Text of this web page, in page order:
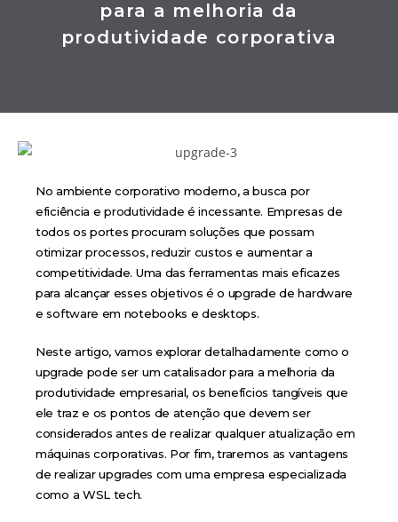
para a melhoria da
produtividade corporativa
No ambiente corporativo moderno, a busca por
eficiência eprodutividade é incessante. Empresas de
todos os portes procuram soluções que possam
otimizar processos, reduzir custos e aumentar a
competitividade. Uma das ferramentas mais eficazes
para alcançar esses objetivos é o upgrade de hardware
e software em notebooks e desktops.
Neste artigo, vamos explorar detalhadamente como o
upgrade pode ser um catalisador para a melhoria da
produtividade empresarial, os benefícios tangíveis que
ele traz e os pontos de atenção que devem ser
considerados antes de realizar qualquer atualização em
máquinas corporativas. Por fim, traremos as vantagens
de realizar upgrades com uma empresa especializada
como a WSL tech.